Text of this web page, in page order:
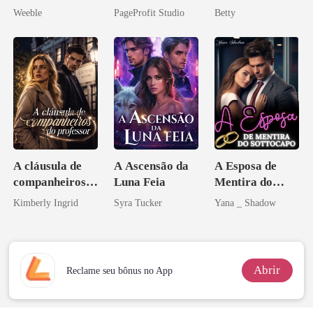
meu chefe
Weeble
Inimigo do Meu
PageProfit Studio
Vingança da
Marcada
Betty
A cláusula de
companheiros
do professor
Kimberly Ingrid
A Ascensão da
Luna Feia
Syra Tucker
A Esposa de
Mentira do
Sottocapo
Yana _ Shadow
Reclame seu bônus no App Abrir